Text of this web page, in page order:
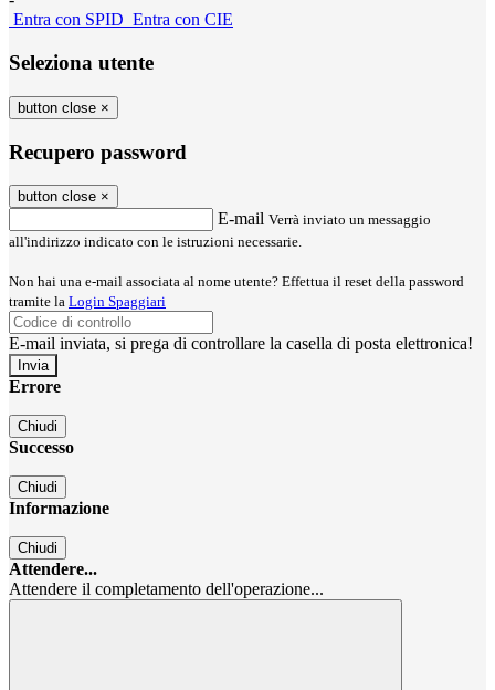
Entra con SPID Entra con CIE
Seleziona utente
button close ×
Recupero password
button close ×
E-mail Verrà inviato un messaggio
all'indirizzo indicato con le istruzioni necessarie.
Non hai una e-mail associata al nome utente? Effettua il reset della password
tramite la Login Spaggiari
E-mail inviata, si prega di controllare la casella di posta elettronica!
Errore
Chiudi
Successo
Chiudi
Informazione
Chiudi
Attendere...
Attendere il completamento dell'operazione...